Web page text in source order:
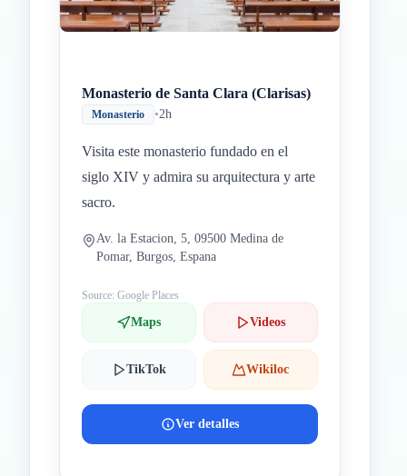
Monasterio de Santa Clara (Clarisas)
Monasterio •2h
Visita este monasterio fundado en el
siglo XIV y admira su arquitectura y arte
sacro.
Av. la Estacion, 5, 09500 Medina de
Pomar, Burgos, Espana
Source: Google Places
Maps Videos
TikTok Wikiloc
Ver detalles